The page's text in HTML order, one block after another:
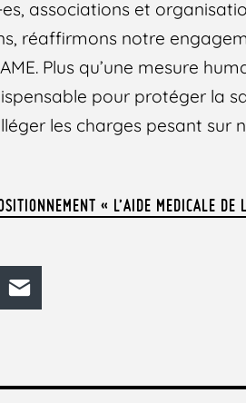
associations et
réaffirmons notre
Plus qu’une mesure
pour protéger la
les charges pesant sur
« L’AIDE MEDICALE